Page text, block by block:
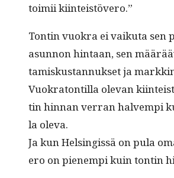
toimii kiinteistövero.”
Ton­tin vuokra ei vaiku­ta sen
asun­non hin­taan, sen
tamiskus­tan­nuk­set ja
Vuokra­ton­til­la ole­van
tin hin­nan ver­ran halvem­pi
la oleva.
Ja kun Helsingis­sä on pula
ero on pienem­pi kuin ton­tin